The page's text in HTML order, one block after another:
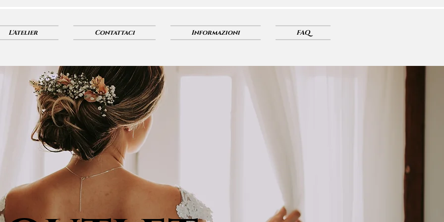
L'Atelier Contattaci Informazioni FAQ